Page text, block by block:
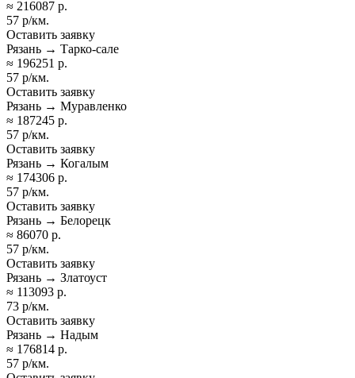
≈ 216087 р.
57 р/км.
Оставить заявку
Рязань → Тарко-сале
≈ 196251 р.
57 р/км.
Оставить заявку
Рязань → Муравленко
≈ 187245 р.
57 р/км.
Оставить заявку
Рязань → Когалым
≈ 174306 р.
57 р/км.
Оставить заявку
Рязань → Белорецк
≈ 86070 р.
57 р/км.
Оставить заявку
Рязань → Златоуст
≈ 113093 р.
73 р/км.
Оставить заявку
Рязань → Надым
≈ 176814 р.
57 р/км.